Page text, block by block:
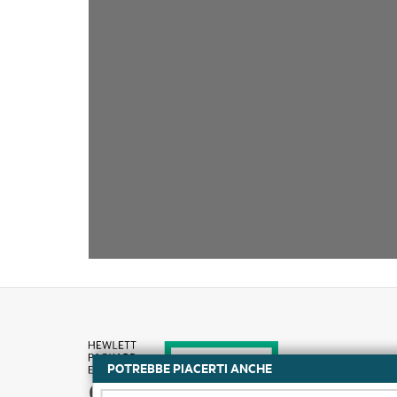
POTREBBE PIACERTI ANCHE